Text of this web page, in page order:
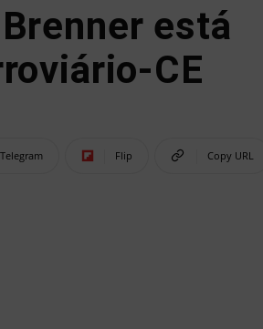
está
CE
Telegram Flip Copy URL